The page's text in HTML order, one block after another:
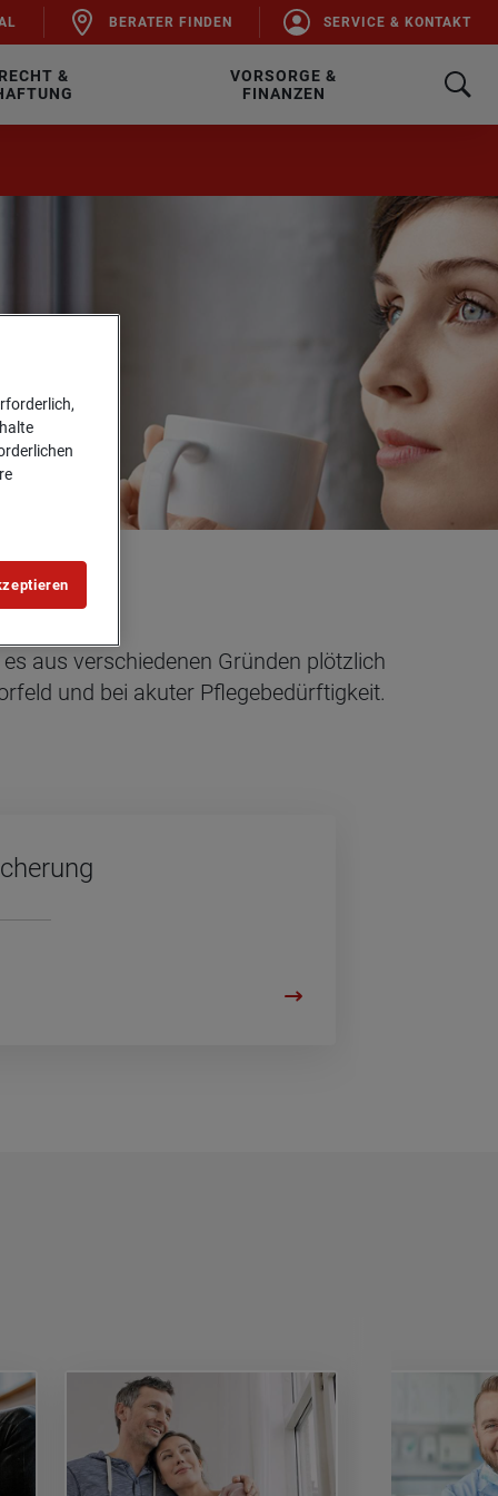
BE­RA­TER FIN­DEN SER­VICE & KON­TAKT
RECHT &
VORSORGE &
FINANZEN
aus verschiedenen Gründen plötzlich
und bei akuter Pflegebedürftigkeit.